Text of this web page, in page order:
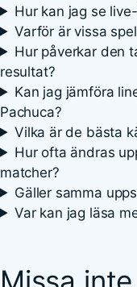
Hur kan jag se
Varför är vissa
Hur påverkar den
resultat?
Kan jag jämföra
Pachuca?
Vilka är de bästa
Hur ofta ändras
matcher?
Gäller samma
Var kan jag läsa